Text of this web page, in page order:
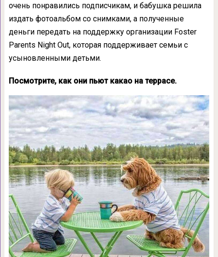
очень понравились подписчикам, и бабушка решила
издать фотоальбом со снимками, а полученные
деньги передать на поддержку организации Foster
Parents Night Out, которая поддерживает семьи с
усыновленными детьми.
Посмотрите, как они пьют какао на террасе.